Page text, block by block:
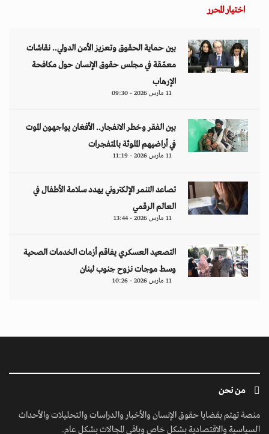
اختيار المحرر
بين حماية الحقوق وتعزيز الأمن الدولي.. نقاشات
معمّقة في مجلس حقوق الإنسان حول مكافحة
الإرهاب
11 مارس 2026 - 09:30
بين الفقر وخطر الانفجار.. الأفغان يواجهون الموت
في أراضيهم الملوثة بالمتفجرات
11 مارس 2026 - 11:19
تصاعد التنمر الإلكتروني يهدد سلامة الأطفال في
العالم الرقمي
11 مارس 2026 - 13:44
التصعيد العسكري يفاقم أزمات الخدمات الصحية
وسط موجات نزوح جنوب لبنان
11 مارس 2026 - 10:26
من نحن
منصة تهتم بقضايا حقوق الإنسان والأخبار والدراسات والتحليلات والأحداث
السياسية والاقتصادية بشكل خاص وباقي المجالات بشكل عام.